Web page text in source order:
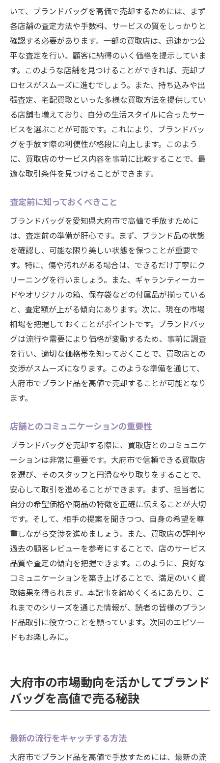
いて、ブランドバッグを高価で売却するためには、まず
各店舗の査定方法や手数料、サービスの質をしっかりと
確認する必要があります。一部の買取店は、迅速かつ公
平な査定を行い、顧客に納得のいく価格を提示していま
す。このような店舗を見つけることができれば、売却プ
ロセスがスムーズに進むでしょう。また、持ち込みや出
張査定、宅配買取といった多様な買取方法を提供してい
る店舗も増えており、自分の生活スタイルに合ったサー
ビスを選ぶことが可能です。これにより、ブランドバッ
グを手放す際の利便性が格段に向上します。このよう
に、買取店のサービス内容を事前に比較することで、最
適な取引条件を見つけることができます。
査定前に知っておくべきこと
ブランドバッグを愛知県大府市で高値で手放すために
は、査定前の準備が肝心です。まず、ブランド品の状態
を確認し、可能な限り美しい状態を保つことが重要で
す。特に、傷や汚れがある場合は、できるだけ丁寧にク
リーニングを行いましょう。また、ギャランティーカー
ドやオリジナルの箱、保存袋などの付属品が揃っている
と、査定額が上がる傾向にあります。次に、現在の市場
相場を把握しておくことがポイントです。ブランドバッ
グは流行や需要により価格が変動するため、事前に調査
を行い、適切な価格帯を知っておくことで、買取店との
交渉がスムーズになります。このような準備を通じて、
大府市でブランド品を高値で売却することが可能となり
ます。
店舗とのコミュニケーションの重要性
ブランドバッグを売却する際に、買取店とのコミュニケ
ーションは非常に重要です。大府市で信頼できる買取店
を選び、そのスタッフと円滑なやり取りをすることで、
安心して取引を進めることができます。まず、担当者に
自分の希望価格や商品の特徴を正確に伝えることが大切
です。そして、相手の提案を聞きつつ、自身の希望を尊
重しながら交渉を進めましょう。また、買取店の評判や
過去の顧客レビューを参考にすることで、店のサービス
品質や査定の傾向を把握できます。このように、良好な
コミュニケーションを築き上げることで、満足のいく買
取結果を得られます。本記事を締めくくるにあたり、こ
れまでのシリーズを通じた情報が、読者の皆様のブラン
ド品取引に役立つことを願っています。次回のエピソー
ドもお楽しみに。
大府市の市場動向を活かしてブランド
バッグを高値で売る秘訣
最新の流行をキャッチする方法
大府市でブランド品を高値で手放すためには、最新の流